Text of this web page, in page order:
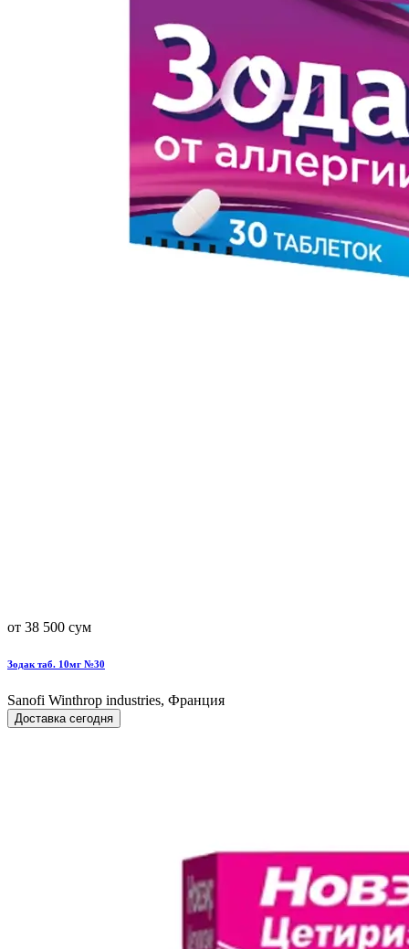
от 38 500 сум
Зодак таб. 10мг №30
Sanofi Winthrop industries, Франция
Доставка сегодня